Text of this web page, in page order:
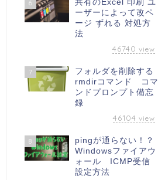
6
共有のExcel 印刷 ユ
ーザーによって改ペ
ージ ずれる 対処方
法
46740 view
7
フォルダを削除する
rmdirコマンド コマ
ンドプロンプト備忘
録
46104 view
8
pingが通らない！？
Windowsファイアウ
ォール ICMP受信
設定方法